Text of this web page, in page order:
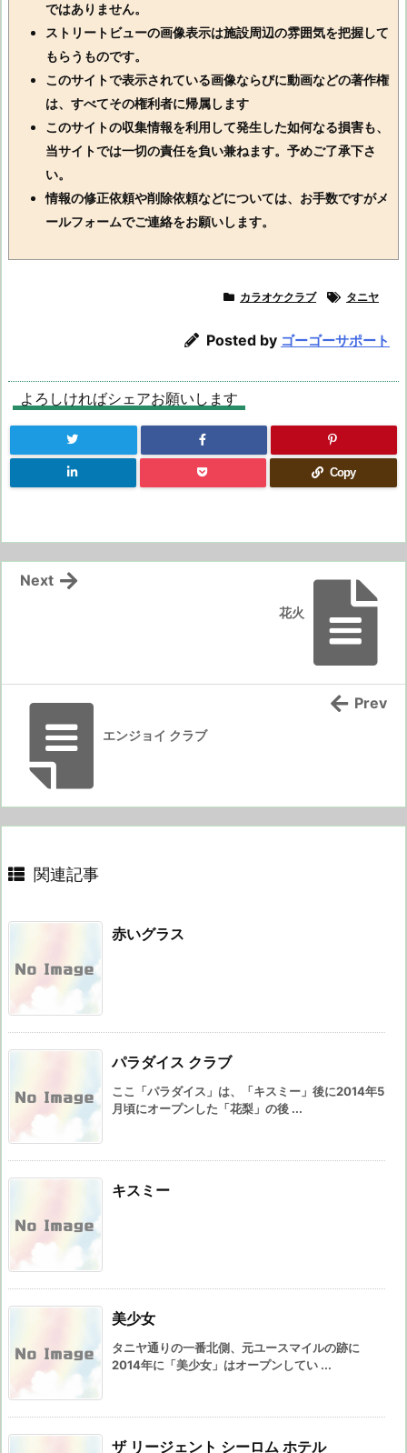
ではありません。
ストリートビューの画像表示は施設周辺の雰囲気を把握して
もらうものです。
このサイトで表示されている画像ならびに動画などの著作権
は、すべてその権利者に帰属します
このサイトの収集情報を利用して発生した如何なる損害も、
当サイトでは一切の責任を負い兼ねます。予めご了承下さ
い。
情報の修正依頼や削除依頼などについては、お手数ですがメ
ールフォームでご連絡をお願いします。
カラオケクラブ タニヤ
Posted by ゴーゴーサポート
よろしければシェアお願いします
Copy
花火
Next
エンジョイ クラブ
Prev
関連記事
赤いグラス
パラダイス クラブ
ここ「パラダイス」は、「キスミー」後に2014年5
月頃にオープンした「花梨」の後 ...
キスミー
美少女
タニヤ通りの一番北側、元ユースマイルの跡に
2014年に「美少女」はオープンしてい ...
ザ リージェント シーロム ホテル